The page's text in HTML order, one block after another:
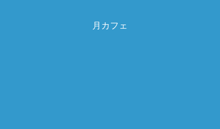
月カフェ